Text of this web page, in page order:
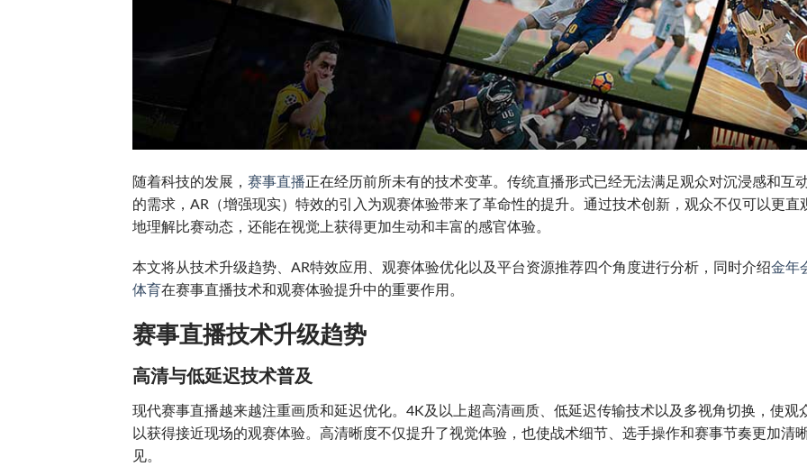
随着科技的发展， 赛事直播正在经历前所未有的技术变革。传统直播形式已经无法满足观众对沉浸感和互
的需求，AR（增强现实）特效的引入为观赛体验带来了革命性的提升。通过技术创新，观众不仅可以更直
地理解比赛动态，还能在视觉上获得更加生动和丰富的感官体验。
本文将从技术升级趋势、AR特效应用、观赛体验优化以及平台资源推荐四个角度进行分析，同时介绍金年
体育在赛事直播技术和观赛体验提升中的重要作用。
赛事直播技术升级趋势
高清与低延迟技术普及
现代赛事直播越来越注重画质和延迟优化。4K及以上超高清画质、低延迟传输技术以及多视角切换，使观
以获得接近现场的观赛体验。高清晰度不仅提升了视觉体验，也使战术细节、选手操作和赛事节奏更加清
见。